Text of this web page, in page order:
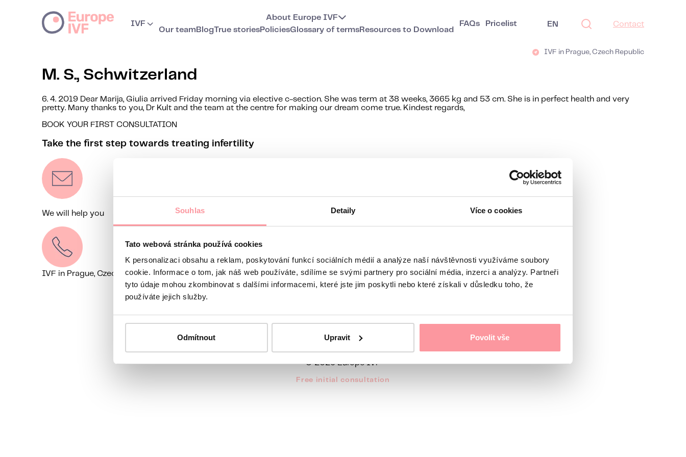
Souhlas Detaily Více o cookies
Tato webová stránka používá cookies
K personalizaci obsahu a reklam, poskytování funkcí sociálních médií a analýze naší návštěvnosti využíváme soubory
cookie. Informace o tom, jak náš web používáte, sdílíme se svými partnery pro sociální média, inzerci a analýzy. Partneři
tyto údaje mohou zkombinovat s dalšími informacemi, které jste jim poskytli nebo které získali v důsledku toho, že
používáte jejich služby.
Odmítnout Upravit Povolit vše
IVF
About Europe IVF
Our teamBlogTrue storiesPoliciesGlossary of termsResources to Download
FAQs Pricelist EN Contact
IVF in Prague, Czech Republic
M. S., Schwitzerland
6. 4. 2019 Dear Marija, Giulia arrived Friday morning via elective c-section. She was term at 38 weeks, 3665 kg and 53 cm. She is in perfect health and very
pretty. Many thanks to you, Dr Kult and the team at the centre for making our dream come true. Kindest regards,
BOOK YOUR FIRST CONSULTATION
Take the first step towards treating infertility
We will help you We’ll get back to you by the next business day
IVF in Prague, Czechia +44 7518 520785 We’re online Mo - Fr, 8 a.m. to 4:30 p.m.
Europe IVF
Deutsch Česky Hrvatski Italiano Srpski Русский Română
Privacy policyCookies ISO 9001 certification
© 2026 Europe IVF
Free initial consultation